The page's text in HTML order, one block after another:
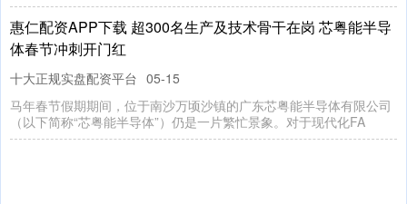
惠仁配资APP下载 超300名生产及技术骨干在岗 芯粤能半导
体春节冲刺开门红
十大正规实盘配资平台 05-15
马年春节假期期间，位于南沙万顷沙镇的广东芯粤能半导体有限公司
（以下简称“芯粤能半导体”）仍是一片繁忙景象。对于现代化FA